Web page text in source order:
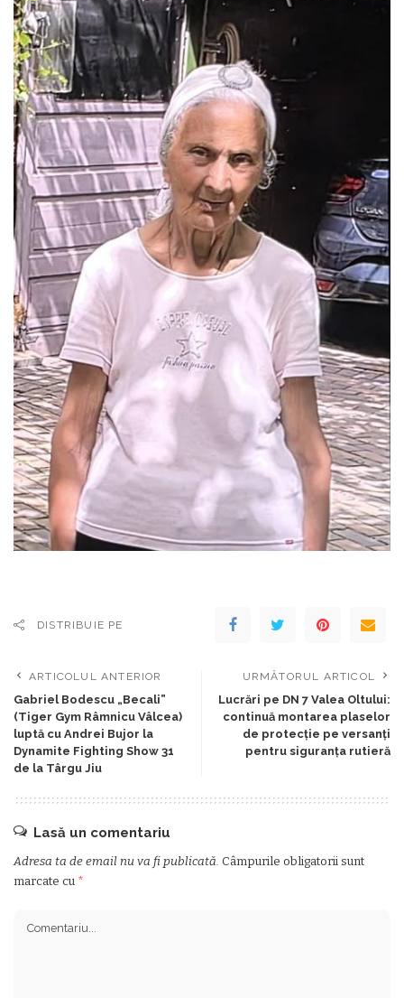
DISTRIBUIE PE
ARTICOLUL ANTERIOR
Gabriel Bodescu „Becali”
(Tiger Gym Râmnicu Vâlcea)
luptă cu Andrei Bujor la
Dynamite Fighting Show 31
de la Târgu Jiu
URMĂTORUL ARTICOL
Lucrări pe DN 7 Valea Oltului:
continuă montarea plaselor
de protecție pe versanți
pentru siguranța rutieră
Lasă un comentariu
Adresa ta de email nu va fi publicată. Câmpurile obligatorii sunt
marcate cu *